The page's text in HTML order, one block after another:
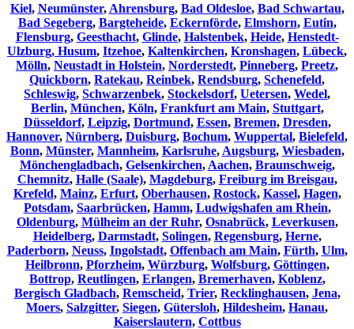
Kiel, Neumünster, Ahrensburg, Bad Oldesloe, Bad Schwartau,
Bad Segeberg, Bargteheide, Eckernförde, Elmshorn, Eutin,
Flensburg, Geesthacht, Glinde, Halstenbek, Heide, Henstedt-
Ulzburg, Husum, Itzehoe, Kaltenkirchen, Kronshagen, Lübeck,
Mölln, Neustadt in Holstein, Norderstedt, Pinneberg, Preetz,
Quickborn, Ratekau, Reinbek, Rendsburg, Schenefeld,
Schleswig, Schwarzenbek, Stockelsdorf, Uetersen, Wedel,
Berlin, München, Köln, Frankfurt am Main, Stuttgart,
Düsseldorf, Leipzig, Dortmund, Essen, Bremen, Dresden,
Hannover, Nürnberg, Duisburg, Bochum, Wuppertal, Bielefeld,
Bonn, Münster, Mannheim, Karlsruhe, Augsburg, Wiesbaden,
Mönchengladbach, Gelsenkirchen, Aachen, Braunschweig,
Chemnitz⁠, Halle (Saale), Magdeburg, Freiburg im Breisgau,
Krefeld, Mainz, Erfurt, Oberhausen, Rostock, Kassel, Hagen,
Potsdam, Saarbrücken, Hamm, Ludwigshafen am Rhein,
Oldenburg, Mülheim an der Ruhr, Osnabrück, Leverkusen,
Heidelberg, Darmstadt, Solingen, Regensburg, Herne,
Paderborn, Neuss, Ingolstadt, Offenbach am Main, Fürth, Ulm,
Heilbronn, Pforzheim, Würzburg, Wolfsburg, Göttingen,
Bottrop, Reutlingen, Erlangen, Bremerhaven, Koblenz,
Bergisch Gladbach, Remscheid, Trier, Recklinghausen, Jena,
Moers, Salzgitter, Siegen, Gütersloh, Hildesheim, Hanau,
Kaiserslautern, Cottbus